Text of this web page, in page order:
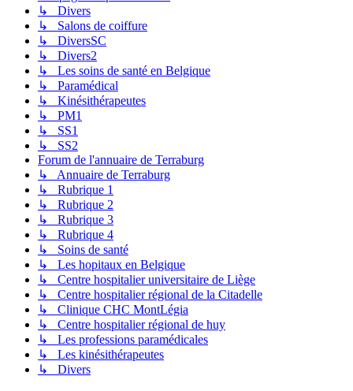
↳ Divers
↳ Salons de coiffure
↳ DiversSC
↳ Divers2
↳ Les soins de santé en Belgique
↳ Paramédical
↳ Kinésithérapeutes
↳ PM1
↳ SS1
↳ SS2
Forum de l'annuaire de Terraburg
↳ Annuaire de Terraburg
↳ Rubrique 1
↳ Rubrique 2
↳ Rubrique 3
↳ Rubrique 4
↳ Soins de santé
↳ Les hopitaux en Belgique
↳ Centre hospitalier universitaire de Liège
↳ Centre hospitalier régional de la Citadelle
↳ Clinique CHC MontLégia
↳ Centre hospitalier régional de huy
↳ Les professions paramédicales
↳ Les kinésithérapeutes
↳ Divers